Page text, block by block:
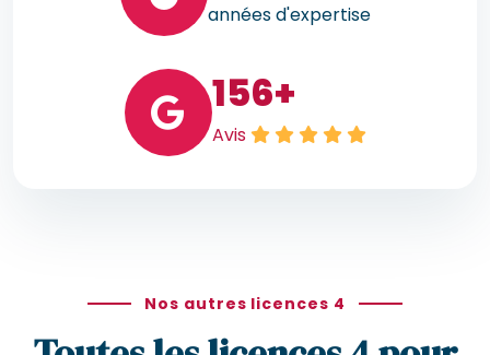
années d'expertise
156+
Avis
Nos autres licences 4